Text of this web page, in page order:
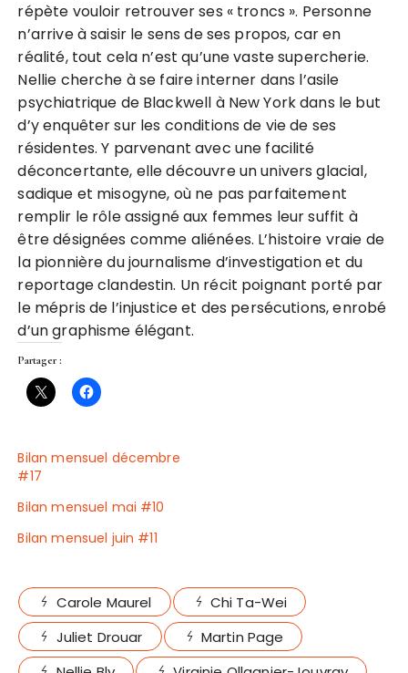
répète vouloir retrouver ses « troncs ». Personne
n’arrive à saisir le sens de ses propos, car en
réalité, tout cela n’est qu’une vaste supercherie.
Nellie cherche à se faire interner dans l’asile
psychiatrique de Blackwell à New York dans le but
d’y enquêter sur les conditions de vie de ses
résidentes. Y parvenant avec une facilité
déconcertante, elle découvre un univers glacial,
sadique et misogyne, où ne pas parfaitement
remplir le rôle assigné aux femmes leur suffit à
être désignées comme aliénées. L’histoire vraie de
la pionnière du journalisme d’investigation et du
reportage clandestin. Un récit poignant porté par
le mépris de l’injustice et des persécutions, enrobé
d’un graphisme élégant.
Partager :
Bilan mensuel décembre
#17
Bilan mensuel mai #10
Bilan mensuel juin #11
Carole Maurel
Chi Ta-Wei
Juliet Drouar
Martin Page